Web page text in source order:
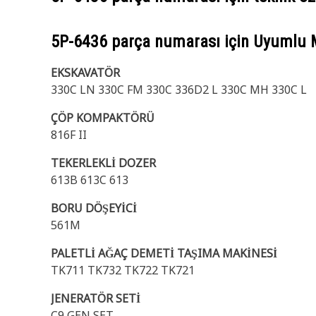
5P-6436 parça numarası için Uyumlu
EKSKAVATÖR
330C LN 330C FM 330C 336D2 L 330C MH 330C L
ÇÖP KOMPAKTÖRÜ
816F II
TEKERLEKLİ DOZER
613B 613C 613
BORU DÖŞEYİCİ
561M
PALETLİ AĞAÇ DEMETİ TAŞIMA MAKİNESİ
TK711 TK732 TK722 TK721
JENERATÖR SETİ